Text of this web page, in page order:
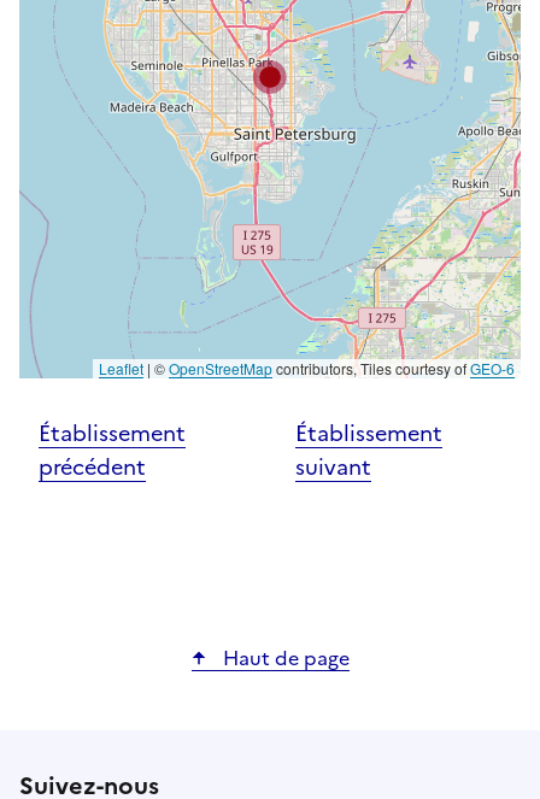
Leaflet | ©OpenStreetMapcontributors, Tiles courtesy ofGEO-6
Établissement
précédent
Établissement
suivant
Haut de page
Suivez-nous